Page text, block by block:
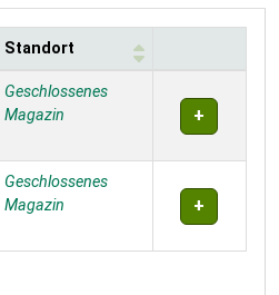
Standort
Geschlossenes
Magazin
Geschlossenes
Magazin